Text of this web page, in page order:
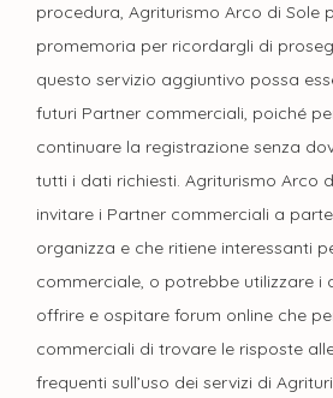
procedura, Agriturismo Arco di Sole
promemoria per ricordargli di
questo servizio aggiuntivo possa
futuri Partner commerciali, poiché
continuare la registrazione senza
tutti i dati richiesti. Agriturismo Arco
invitare i Partner commerciali a
organizza e che ritiene interessanti
commerciale, o potrebbe utilizzare i
offrire e ospitare forum online che
commerciali di trovare le risposte
frequenti sull’uso dei servizi di